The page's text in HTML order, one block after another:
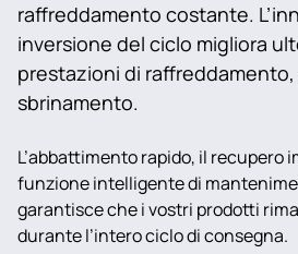
raffreddamento costante.
inversione del ciclo migliora
prestazioni di
sbrinamento.
L’abbattimento rapido, il recupero
funzione intelligente di
garantisce che i vostri prodotti
durante l’intero ciclo di consegna.